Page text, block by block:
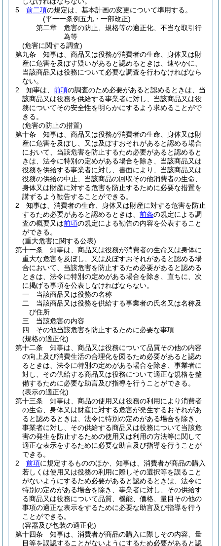
5
前二項の規定は、基本計画の変更について準用する。
(平一一条例五九・一部改正)
第二章
危害の防止、規格等の適正化、不当な取引行
為等
(危害に関する調査)
第九条
知事は、商品又は役務が消費者の生命、身体又は財
産に危害を及ぼす疑いがあると認めるときは、速やかに、
当該商品又は役務について必要な調査を行わなければなら
ない。
2
知事は、 前項の調査のため必要があると認めるときは、当
該商品又は役務を供給する事業者に対し、当該商品又は役
務についてその安全性を明らかにするよう求めることがで
きる。
(危害の防止の措置)
第十条
知事は、商品又は役務が消費者の生命、身体又は財
産に危害を及ぼし、又は及ぼすおそれがあると認める場合
において、当該危害を防止するため必要があると認めると
きは、法令に特別の定めがある場合を除き、当該商品又は
役務を供給する事業者に対し、書面により、当該商品又は
役務の供給の中止、当該商品の回収その他消費者の生命、
身体又は財産に対する危害を防止するために必要な措置を
講ずるよう勧告することができる。
2
知事は、消費者の生命、身体又は財産に対する危害を防止
するため必要があると認めるときは、 前条の規定による調
査の概要又は前項の規定による勧告の内容を公表すること
ができる。
(重大危害に関する公表)
第十一条
知事は、商品又は役務が消費者の生命又は身体に
重大な危害を及ぼし、又は及ぼすおそれがあると認める場
合において、当該危害を防止するため必要があると認める
ときは、法令に特別の定めがある場合を除き、直ちに、次
に掲げる事項を公表しなければならない。
一
当該商品又は役務の名称
二
当該商品又は役務を供給する事業者の氏名又は名称及
び住所
三
当該危害の内容
四
その他当該危害を防止するために必要な事項
(規格の適正化)
第十二条
知事は、商品又は役務について品質その他の内容
の向上及び消費生活の合理化を図るため必要があると認め
るときは、法令に特別の定めがある場合を除き、事業者に
対し、その供給する商品又は役務について適正な規格を整
備するために必要な助言及び指導を行うことができる。
(表示の適正化)
第十三条
知事は、商品の使用又は役務の利用により消費者
の生命、身体又は財産に対する危害が発生するおそれがあ
ると認めるときは、法令に特別の定めがある場合を除き、
事業者に対し、その供給する商品又は役務について当該危
害の発生を防止するための使用又は利用の方法等に関して
適正な表示をするために必要な助言及び指導を行うことが
できる。
2
前項に規定するもののほか、知事は、消費者が商品の購入
若しくは使用又は役務の利用に際しその選択等を誤ること
がないようにするため必要があると認めるときは、法令に
特別の定めがある場合を除き、事業者に対し、その供給す
る商品又は役務について品質、機能、価格、量目その他の
事項の適正な表示をするために必要な助言及び指導を行う
ことができる。
(容器及び包装の適正化)
第十四条
知事は、消費者が商品の購入に際しその内容、量
目等を誤認することがないようにするため必要があると認